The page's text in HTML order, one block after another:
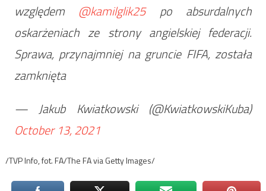
względem @kamilglik25po absurdalnych
oskarżeniach ze strony angielskiej federacji.
Sprawa, przynajmniej na gruncie FIFA, została
zamknięta
— Jakub Kwiatkowski (@KwiatkowskiKuba)
October 13, 2021
/TVP Info, fot. FA/The FA via Getty Images/